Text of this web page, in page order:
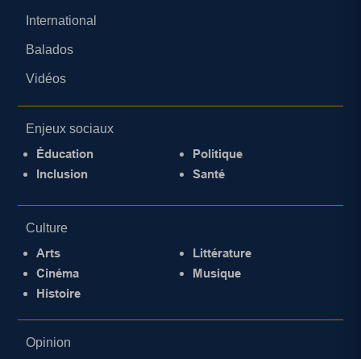
International
Balados
Vidéos
Enjeux sociaux
Éducation
Inclusion
Politique
Santé
Culture
Arts
Cinéma
Histoire
Littérature
Musique
Opinion